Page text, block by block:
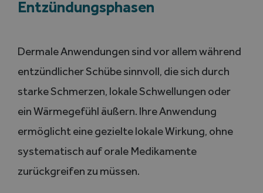
Entzündungsphasen
Dermale Anwendungen sind vor allem während
entzündlicher Schübe sinnvoll, die sich durch
starke Schmerzen, lokale Schwellungen oder
ein Wärmegefühl äußern. Ihre Anwendung
ermöglicht eine gezielte lokale Wirkung, ohne
systematisch auf orale Medikamente
zurückgreifen zu müssen.